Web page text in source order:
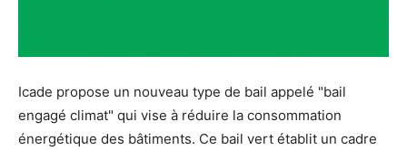
Icade propose un nouveau type de bail appelé "bail
engagé climat" qui vise à réduire la consommation
énergétique des bâtiments. Ce bail vert établit un cadre